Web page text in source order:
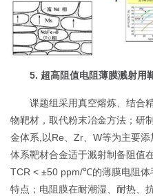
5. 超高阻值电阻薄膜溅射用
课题组采用真空熔炼、结合
物靶材，取代粉末冶金方法；研
金体系,以Re、Zr、W等为主要
体系靶材合金适于溅射制备阻值
TCR < ±50 ppm/℃的薄膜电阻体
特点；电阻膜在耐潮湿、耐热、